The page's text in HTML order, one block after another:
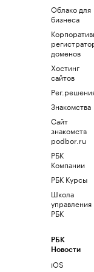
Облако для
бизнеса
доменов
Хостинг
сайтов
Знакомства
Сайт
знакомств
podbor.ru
РБК
Компании
РБК Курсы
Школа
управления
РБК
РБК
Новости
iOS